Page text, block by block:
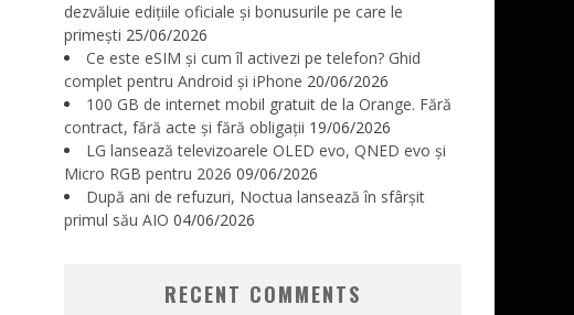
dezvăluie edițiile oficiale și bonusurile pe care le
primești 25/06/2026
Ce este eSIM și cum îl activezi pe telefon? Ghid
complet pentru Android și iPhone 20/06/2026
100 GB de internet mobil gratuit de la Orange. Fără
contract, fără acte și fără obligații 19/06/2026
LG lansează televizoarele OLED evo, QNED evo și
Micro RGB pentru 2026 09/06/2026
După ani de refuzuri, Noctua lansează în sfârșit
primul său AIO 04/06/2026
RECENT COMMENTS